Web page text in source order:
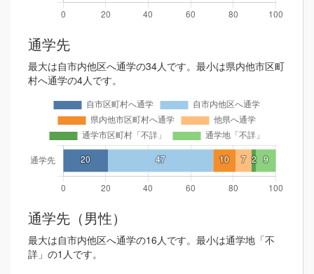
通学先
最大は自市内他区へ通学の34人です。最小は県内他市区町
村へ通学の4人です。
通学先（男性）
最大は自市内他区へ通学の16人です。最小は通学地「不
詳」の1人です。